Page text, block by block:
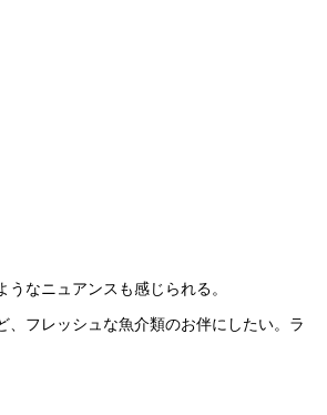
なニュアンスも感じられる。
フレッシュな魚介類のお伴にしたい。ラ